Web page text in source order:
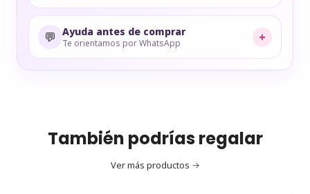
💬 Ayuda antes de comprar
Te orientamos por WhatsApp +
También podrías regalar
Ver más productos